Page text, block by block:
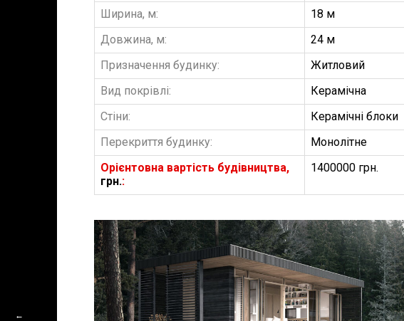
Ширина, м:
18 м
Довжина, м:
24 м
Призначення будинку:
Житловий
Вид покрівлі:
Керамічна
Стіни:
Керамічні блоки
Перекриття будинку:
Монолітне
Орієнтовна вартість будівництва,
грн.:
1400000 грн.
БУДІВНИЦТВО БУДИНКІВ
З
АББ”ТВІЙ ПРОЕКТ”
←